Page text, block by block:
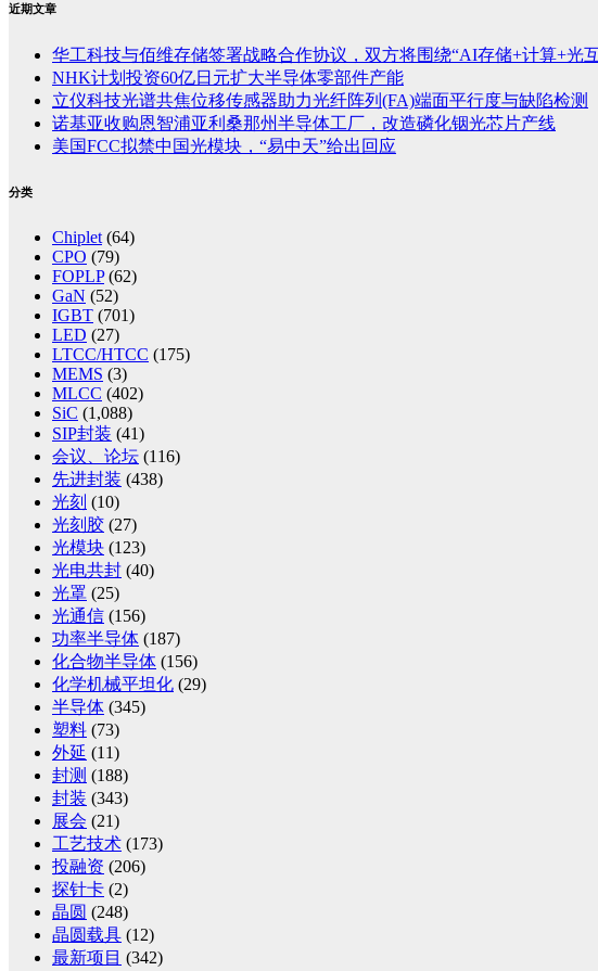
近期文章
华工科技与佰维存储签署战略合作协议，双方将围绕“AI存储+计算+光
NHK计划投资60亿日元扩大半导体零部件产能
立仪科技光谱共焦位移传感器助力光纤阵列(FA)端面平行度与缺陷检测
诺基亚收购恩智浦亚利桑那州半导体工厂，改造磷化铟光芯片产线
美国FCC拟禁中国光模块，“易中天”给出回应
分类
Chiplet (64)
CPO (79)
FOPLP(62)
GaN (52)
IGBT (701)
LED (27)
LTCC/HTCC (175)
MEMS (3)
MLCC (402)
SiC (1,088)
SIP封装 (41)
会议、论坛 (116)
先进封装 (438)
光刻 (10)
光刻胶 (27)
光模块 (123)
光电共封 (40)
光罩 (25)
光通信 (156)
功率半导体 (187)
化合物半导体 (156)
化学机械平坦化 (29)
半导体 (345)
塑料 (73)
外延 (11)
封测 (188)
封装 (343)
展会 (21)
工艺技术 (173)
投融资 (206)
探针卡 (2)
晶圆 (248)
晶圆载具 (12)
最新项目 (342)